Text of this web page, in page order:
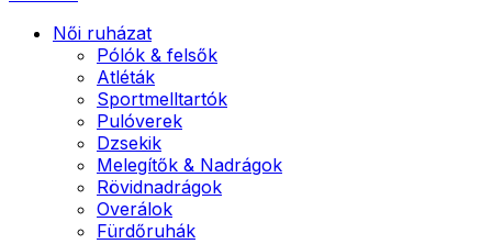
Női ruházat
Pólók & felsők
Atléták
Sportmelltartók
Pulóverek
Dzsekik
Melegítők & Nadrágok
Rövidnadrágok
Overálok
Fürdőruhák